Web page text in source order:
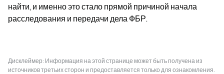
найти, и именно это стало прямой причиной начала
расследования и передачи дела ФБР.
Дисклеймер: Информация на этой странице может быть получена из
источников третьих сторон и предоставляется только для ознакомления.